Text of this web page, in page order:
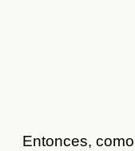
Entonces,